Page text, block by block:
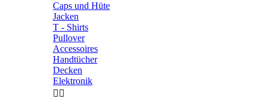
Caps und Hüte
Jacken
T - Shirts
Pullover
Accessoires
Handtücher
Decken
Elektronik
 